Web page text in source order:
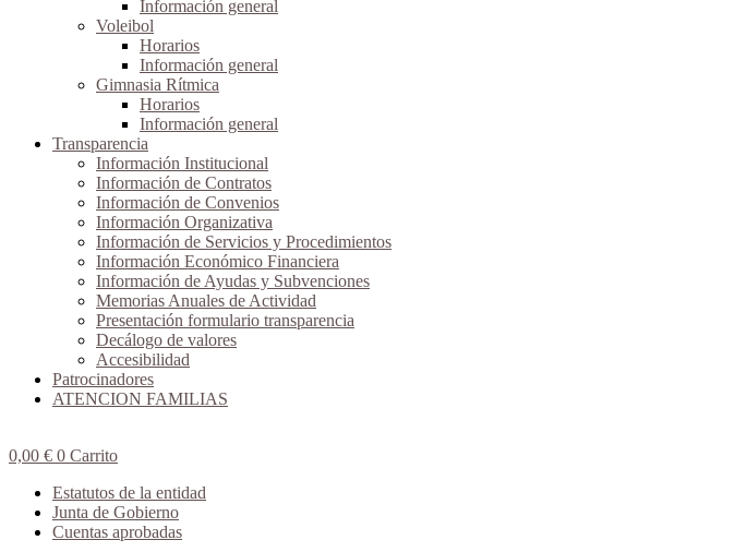
Información general
Voleibol
Horarios
Información general
Gimnasia Rítmica
Horarios
Información general
Transparencia
Información Institucional
Información de Contratos
Información de Convenios
Información Organizativa
Información de Servicios y Procedimientos
Información Económico Financiera
Información de Ayudas y Subvenciones
Memorias Anuales de Actividad
Presentación formulario transparencia
Decálogo de valores
Accesibilidad
Patrocinadores
ATENCION FAMILIAS
0,00 € 0 Carrito
Estatutos de la entidad
Junta de Gobierno
Cuentas aprobadas